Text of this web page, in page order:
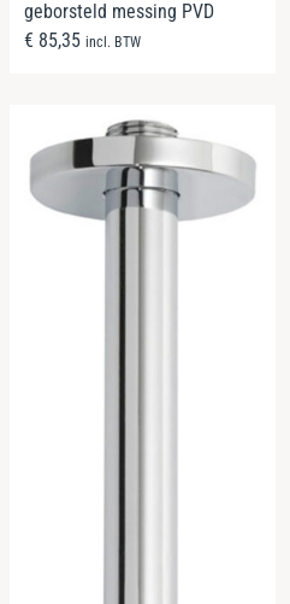
geborsteld messing PVD
€ 85,35 incl. BTW